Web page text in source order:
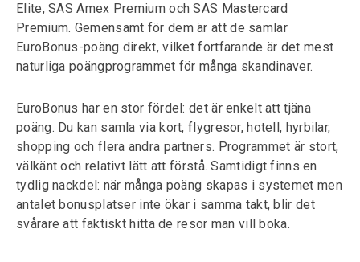
Elite, SAS Amex Premium och SAS Mastercard
Premium. Gemensamt för dem är att de samlar
EuroBonus-poäng direkt, vilket fortfarande är det mest
naturliga poängprogrammet för många skandinaver.
EuroBonus har en stor fördel: det är enkelt att tjäna
poäng. Du kan samla via kort, flygresor, hotell, hyrbilar,
shopping och flera andra partners. Programmet är stort,
välkänt och relativt lätt att förstå. Samtidigt finns en
tydlig nackdel: när många poäng skapas i systemet men
antalet bonusplatser inte ökar i samma takt, blir det
svårare att faktiskt hitta de resor man vill boka.